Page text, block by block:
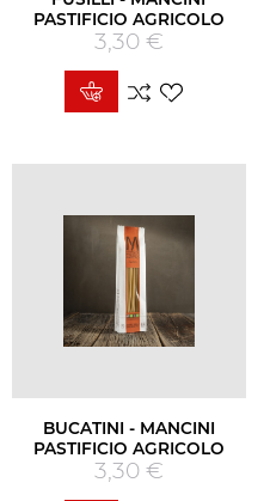
PASTIFICIO AGRICOLO
Prezzo
3,30 €
BUCATINI - MANCINI
PASTIFICIO AGRICOLO
Prezzo
3,30 €